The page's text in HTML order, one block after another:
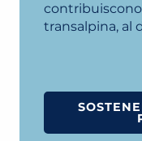
transalpina, al